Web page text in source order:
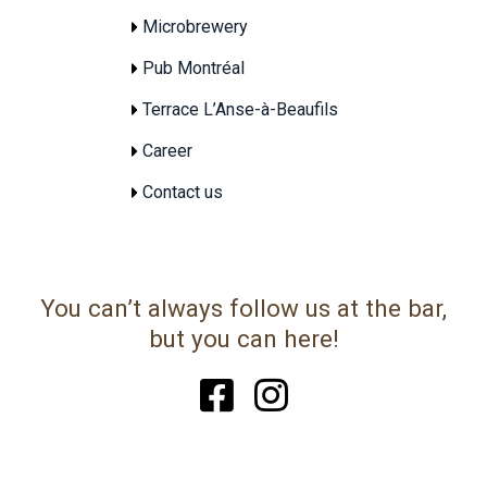
Microbrewery
Pub Montréal
Terrace L’Anse-à-Beaufils
Career
Contact us
You can’t always follow us at the bar,
but you can here!